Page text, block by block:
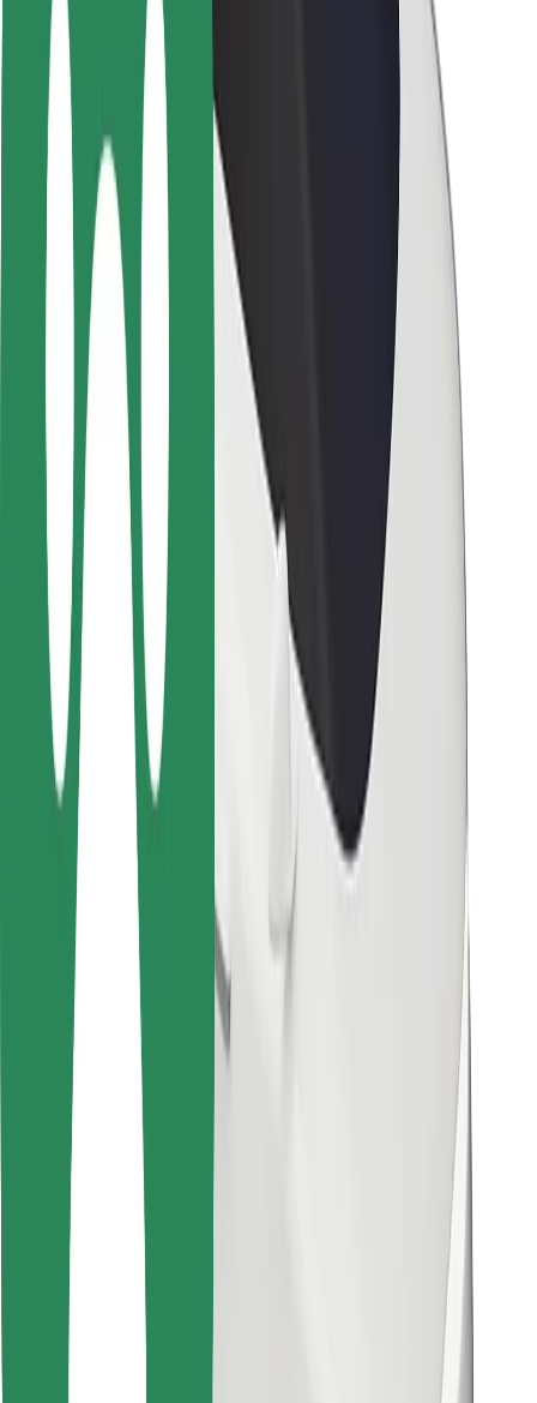
Passagersikkerhed
Chaufførsikkerhed
Sikkerhed på el-løbehjul
Sikkerhedscenter
Byer
Placeringer
Byløsninger
Lufthavne
Bolt-ladestationer
Kundeservice
For passagerer
For chauffører
For leveringspersoner
Bolt Food
For flådeejere
For restauranter
Bolt for Business
Andet
Vilkår og betingelser
Cookies
Få en tur på få minutter!
Download Bolt-appen
Find din yndlingsmad!
Download Bolt Food-appen